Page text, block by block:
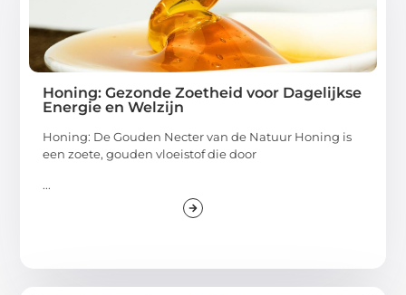
Honing: Gezonde Zoetheid voor Dagelijkse
Energie en Welzijn
Honing: De Gouden Necter van de Natuur Honing is
een zoete, gouden vloeistof die door
...